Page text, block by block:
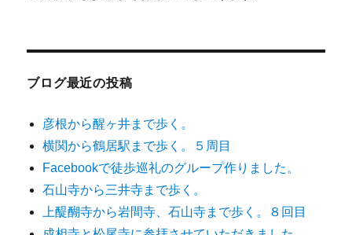
ブログ最近の投稿
彦根から醒ヶ井まで歩く。
横関から鶴居駅まで歩く。５周目
Facebookで徒歩巡礼のグループ作りました。
石山寺から三井寺まで歩く。
上醍醐寺から岩間寺、石山寺まで歩く。８回目